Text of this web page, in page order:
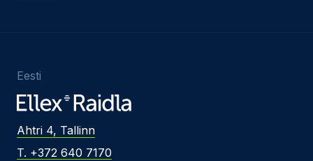
Eesti
Ahtri 4, Tallinn
T. +372 640 7170